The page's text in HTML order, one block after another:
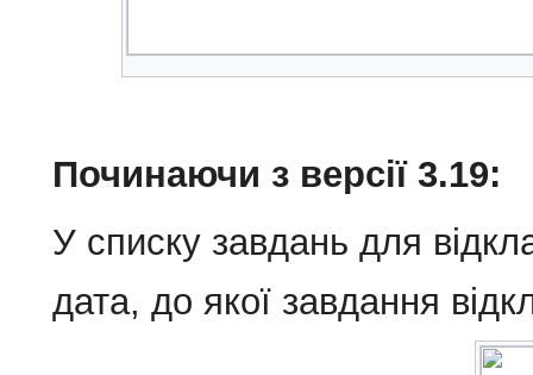
Починаючи з версії 3.19:
У списку завдань для
дата, до якої завдання